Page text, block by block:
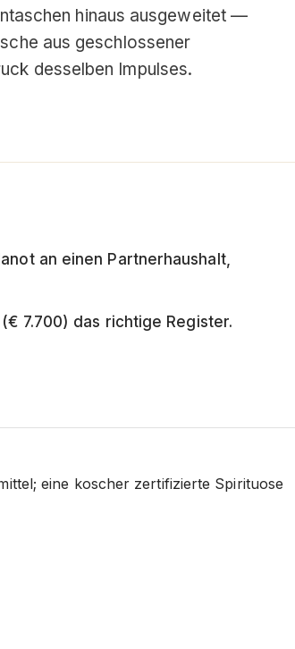
hinaus ausgeweitet —
aus geschlossener
desselben Impulses.
an einen Partnerhaushalt,
7.700) das richtige Register.
eine koscher zertifizierte Spirituose